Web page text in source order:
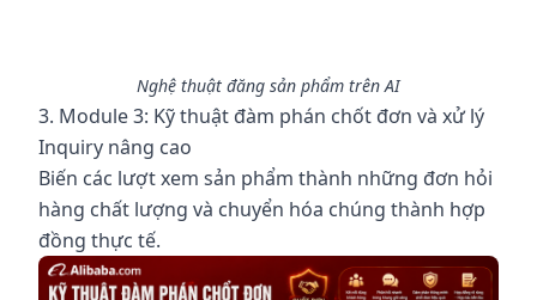
Nghệ thuật đăng sản phẩm trên AI
3. Module 3: Kỹ thuật đàm phán chốt đơn và xử lý
Inquiry nâng cao
Biến các lượt xem sản phẩm thành những đơn hỏi
hàng chất lượng và chuyển hóa chúng thành hợp
đồng thực tế.